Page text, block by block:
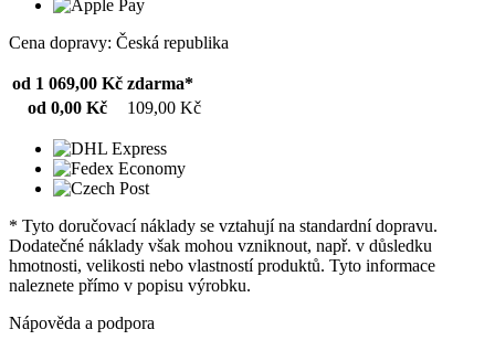
Cena dopravy: Česká republika
od 1 069,00 Kč zdarma*
od 0,00 Kč
109,00 Kč
* Tyto doručovací náklady se vztahují na standardní dopravu.
Dodatečné náklady však mohou vzniknout, např. v důsledku
hmotnosti, velikosti nebo vlastností produktů. Tyto informace
naleznete přímo v popisu výrobku.
Nápověda a podpora